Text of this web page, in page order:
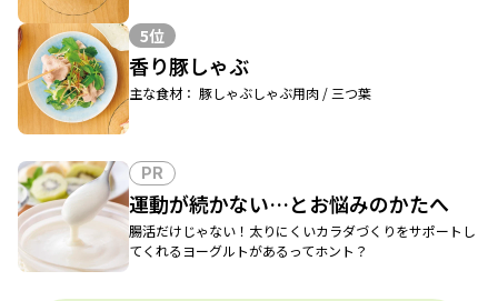
5位
香り豚しゃぶ
主な食材： 豚しゃぶしゃぶ用肉 / 三つ葉
PR
運動が続かない…とお悩みのかたへ
腸活だけじゃない！太りにくいカラダづくりをサポートし
てくれるヨーグルトがあるってホント？